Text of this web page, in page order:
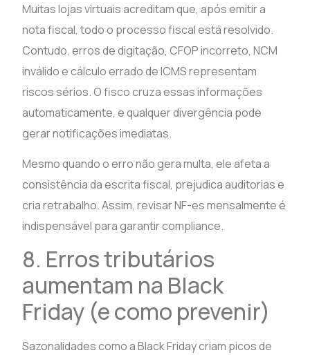
Muitas lojas virtuais acreditam que, após emitir a
nota fiscal, todo o processo fiscal está resolvido.
Contudo, erros de digitação, CFOP incorreto, NCM
inválido e cálculo errado de ICMS representam
riscos sérios. O fisco cruza essas informações
automaticamente, e qualquer divergência pode
gerar notificações imediatas.
Mesmo quando o erro não gera multa, ele afeta a
consistência da escrita fiscal, prejudica auditorias e
cria retrabalho. Assim, revisar NF-es mensalmente é
indispensável para garantir compliance.
8. Erros tributários
aumentam na Black
Friday (e como prevenir)
Sazonalidades como a Black Friday criam picos de